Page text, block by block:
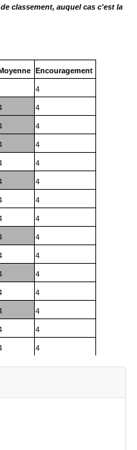
classement, auquel cas c'est la
Moyenne Encouragement
4
4
4
4
4
4
4
4
4
4
4
4
4
4
4